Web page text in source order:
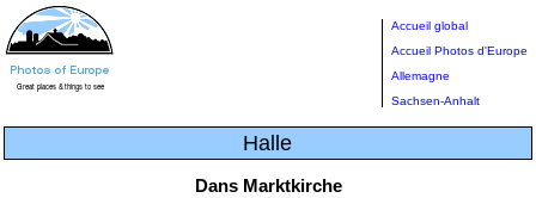
Accueil global
Accueil Photos d'Europe
Allemagne
Sachsen-Anhalt
Halle
Dans Marktkirche